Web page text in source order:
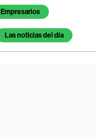
Empresarios
Las noticias del día